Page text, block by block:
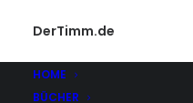
DerTimm.de
HOME
BÜCHER